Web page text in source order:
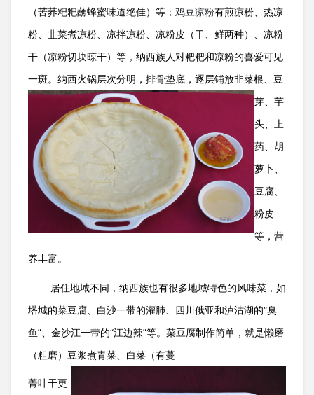
（苦荞粑粑蘸蜂蜜味道绝佳）等； 鸡豆凉粉有煎凉粉、热凉
粉、韭菜煮凉粉、凉拌凉粉、凉粉皮（干、鲜两种）、凉粉
干（凉粉切块晾干）等，纳西族人对粑粑和凉粉的喜爱可见
一斑。纳西火锅层次分明，排骨垫底，逐层铺放韭菜根、豆
芽、芋
头、上
药、胡
萝卜、
豆腐、
粉皮
等，营
养丰富。
居住地域不同，纳西族也有很多地域特色的风味菜，如
塔城的菜豆腐、白沙一带的灌肺、四川俄亚和泸沽湖的“臭
鱼”、金沙江一带的“江边辣”等。菜豆腐制作简单，就是懒磨
（粗磨）豆浆煮青菜、白菜（有蔓
菁叶干更